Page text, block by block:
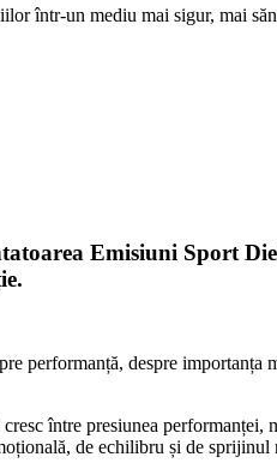
într-un mediu mai sigur, mai
Emisiuni Sport
performanță, despre
între presiunea performanței,
de echilibru și de